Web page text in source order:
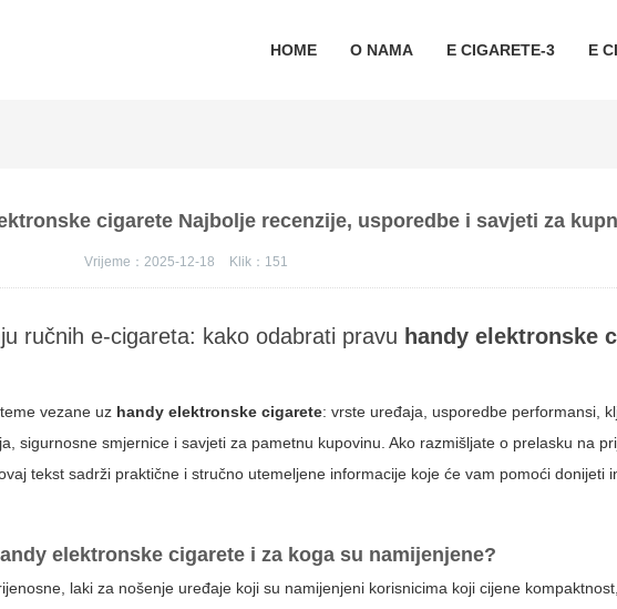
HOME O NAMA E CIGARETE-3 E
cigarete Najbolje recenzije, usporedbe i savjeti za
Vrijeme：2025-12-18 Klik： 151
ručnih e-cigareta: kako odabrati pravu handy elektronske
vezane uz handy elektronske cigarete: vrste uređaja, usporedbe performansi,
sigurnosne smjernice i savjeti za pametnu kupovinu. Ako razmišljate o prelasku na
tekst sadrži praktične i stručno utemeljene informacije koje će vam pomoći donijeti
elektronske cigarete i za koga su namijenjene?
laki za nošenje uređaje koji su namijenjeni korisnicima koji cijene